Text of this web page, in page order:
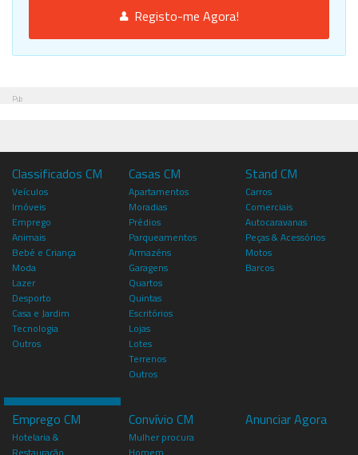
Registo-me Agora!
Pub
Classificados CM
Veículos
Imóveis
Emprego
Animais
Bebé e Criança
Moda
Lazer
Desporto
Casa e Jardim
Tecnologia
Outros
Casas CM
Apartamentos
Moradias
Prédios
Parqueamentos
Armazéns
Garagens
Quartos
Quintas
Escritórios
Lojas
Lotes
Terrenos
Outros
Stand CM
Carros
Comerciais
Autocaravanas
Peças & Acessórios
Motos
Barcos
Emprego CM
Hotelaria &
Restauração
Convívio CM
Mulher procura
Homem
Anunciar Agora